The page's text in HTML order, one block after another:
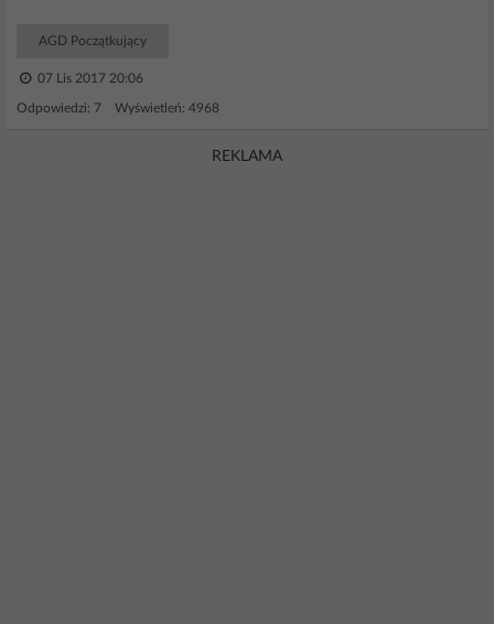
AGD Początkujący
07 Lis 2017 20:06
Odpowiedzi: 7 Wyświetleń: 4968
REKLAMA